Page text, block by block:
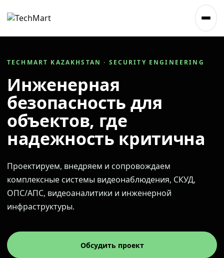
TECHMART KAZAKHSTAN · SECURITY ENGINEERING
Инженерная
безопасность для
объектов, где
надежность критична
Проектируем, внедряем и сопровождаем
комплексные системы видеонаблюдения, СКУД,
ОПС/АПС, видеоаналитики и инженерной
инфраструктуры.
Обсудить проект